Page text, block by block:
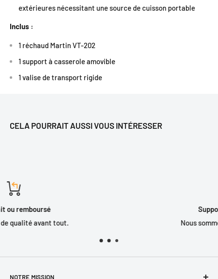
extérieures nécessitant une source de cuisson portable
Inclus :
1 réchaud Martin VT-202
1 support à casserole amovible
1 valise de transport rigide
CELA POURRAIT AUSSI VOUS INTÉRESSER
NOTRE MISSION